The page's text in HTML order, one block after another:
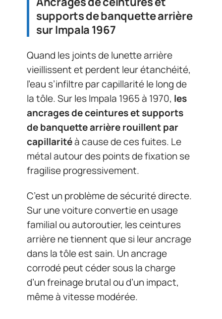
supports de banquette arrière
sur Impala 1967
Quand les joints de lunette arrière
vieillissent et perdent leur étanchéité,
l’eau s’infiltre par capillarité le long de
la tôle. Sur les Impala 1965 à 1970, les
ancrages de ceintures et supports
de banquette arrière rouillent par
capillaritéà cause de ces fuites. Le
métal autour des points de fixation se
fragilise progressivement.
C’est un problème de sécurité directe.
Sur une voiture convertie en usage
familial ou autoroutier, les ceintures
arrière ne tiennent que si leur ancrage
dans la tôle est sain. Un ancrage
corrodé peut céder sous la charge
d’un freinage brutal ou d’un impact,
même à vitesse modérée.